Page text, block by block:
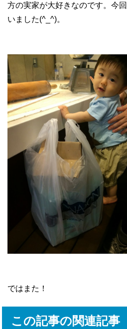
方の実家が大好きなのです。今
いました(^_^)。
ではまた！
この記事の関連記事